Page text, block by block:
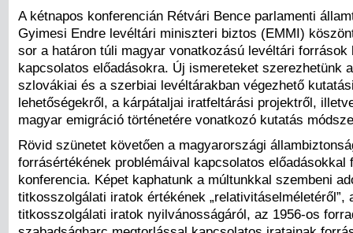
A kétnapos konferencián Rétvári Bence parlamenti
Gyimesi Endre levéltári miniszteri biztos (EMMI)
sor a határon túli magyar vonatkozású levéltári források
kapcsolatos előadásokra. Új ismereteket szerezhetünk
szlovákiai és a szerbiai levéltárakban végezhető
lehetőségekről, a kárpátaljai iratfeltárási projektről,
magyar emigráció történetére vonatkozó kutatás
Rövid szünetet követően a magyarországi
forrásértékének problémáival kapcsolatos előadásokkal
konferencia. Képet kaphatunk a múltunkkal szembeni
titkosszolgálati iratok értékének „relativitáselméletéről”,
titkosszolgálati iratok nyilvánosságáról, az 1956-os